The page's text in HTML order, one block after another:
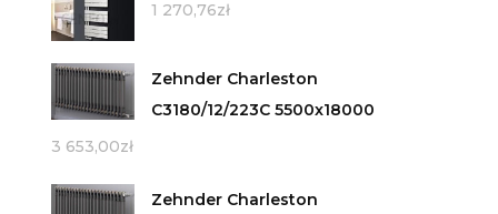
1 270,76zł
Zehnder Charleston
C3180/12/223C 5500x18000
3 653,00zł
Zehnder Charleston